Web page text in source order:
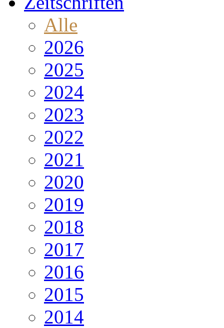
Alle
2026
2025
2024
2023
2022
2021
2020
2019
2018
2017
2016
2015
2014